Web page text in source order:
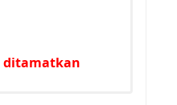
ditamatkan